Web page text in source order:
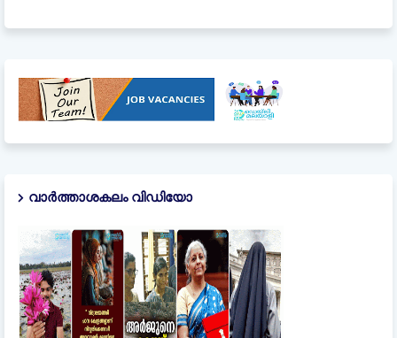
വാർത്താശകലം വിഡിയോ